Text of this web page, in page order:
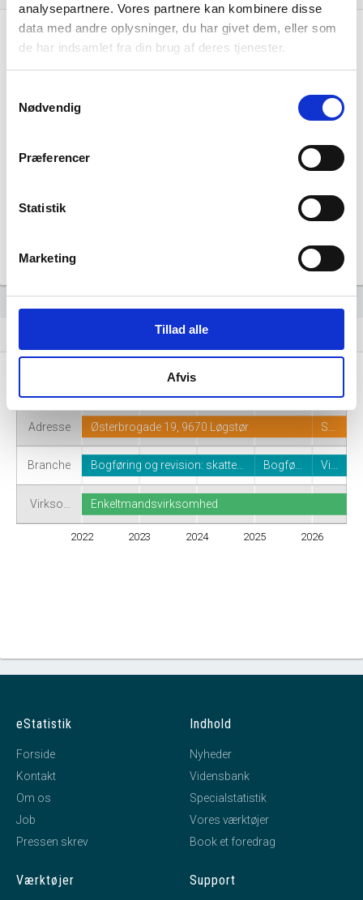
analysepartnere. Vores partnere kan kombinere disse
data med andre oplysninger, du har givet dem, eller som
de har indsamlet fra din brug af deres tjenester.
Nødvendig
Præferencer
Statistik
Marketing
Tillad alle
Afvis
Konsulent Jens H. Hedegaard har ikke haft
nogen beskæftigelse endnu. Vi kan derfor
ikke generere figuren for denne virksomhed.
Virksomhedshistorik
Adresse
Branche
Virkso…
2022 2023 2024 2025 2026
Østerbrogade 19, 9670 Løgstør S…
Bogføring og revision: skatte… Bogfø… Vi…
Enkeltmandsvirksomhed
eStatistik
Forside
Kontakt
Om os
Job
Pressen skrev
Indhold
Nyheder
Vidensbank
Specialstatistik
Vores værktøjer
Book et foredrag
Værktøjer Support